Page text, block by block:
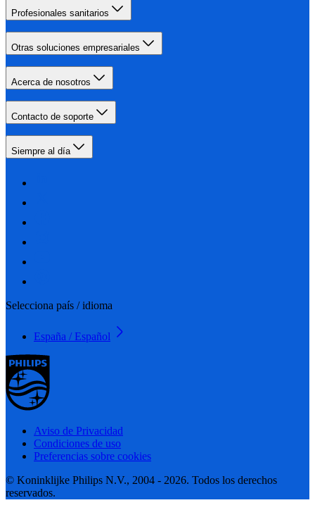
Profesionales sanitarios
Otras soluciones empresariales
Acerca de nosotros
Contacto de soporte
Siempre al día
Selecciona país / idioma
España / Español
Aviso de Privacidad
Condiciones de uso
Preferencias sobre cookies
© Koninklijke Philips N.V., 2004 - 2026. Todos los derechos
reservados.